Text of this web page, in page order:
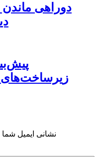
دوراهی ماندن
زیرساخت‌های
نشانی ایمیل